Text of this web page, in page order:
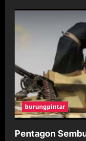
burungpintar
Pentagon